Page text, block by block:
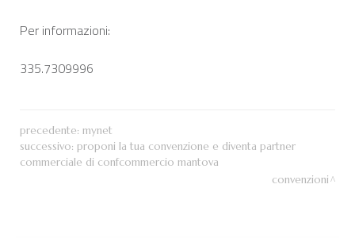
Per informazioni:
335.7309996
precedente: mynet
successivo: proponi la tua convenzione e diventa partner
commerciale di confcommercio mantova
convenzioni